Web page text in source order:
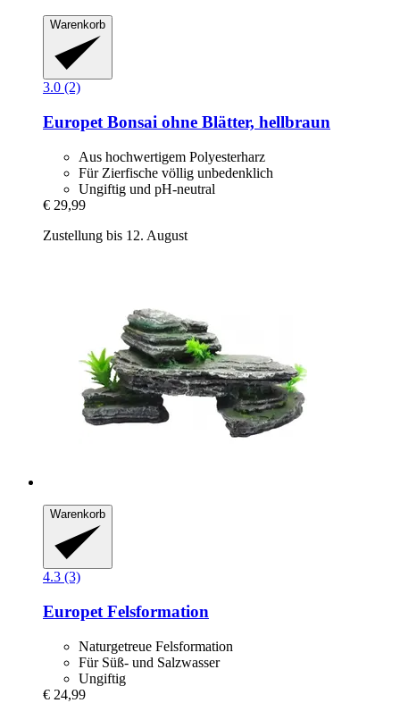
Warenkorb
3.0 (2)
Europet Bonsai ohne Blätter, hellbraun
Aus hochwertigem Polyesterharz
Für Zierfische völlig unbedenklich
Ungiftig und pH-neutral
€ 29,99
Zustellung bis 12. August
Warenkorb
4.3 (3)
Europet Felsformation
Naturgetreue Felsformation
Für Süß- und Salzwasser
Ungiftig
€ 24,99